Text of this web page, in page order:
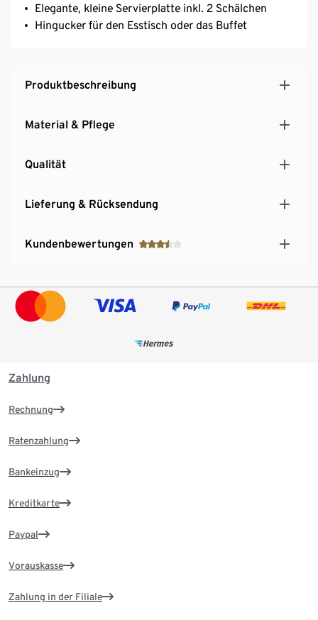
Elegante, kleine Servierplatte inkl. 2 Schälchen
Hingucker für den Esstisch oder das Buffet
Produktbeschreibung
Material & Pflege
Qualität
Lieferung & Rücksendung
Kundenbewertungen
Zahlung
Rechnung
Ratenzahlung
Bankeinzug
Kreditkarte
Paypal
Vorauskasse
Zahlung in der Filiale